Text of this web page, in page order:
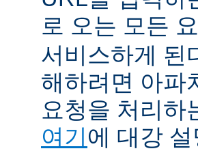
로 오는 모든
서비스하게 된
해하려면 아파
요청을 처리하
여기에 대강